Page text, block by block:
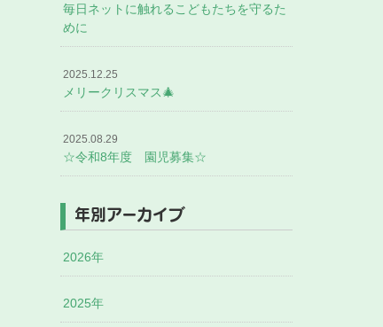
毎日ネットに触れるこどもたちを守るた
めに
2025.12.25
メリークリスマス🎄
2025.08.29
☆令和8年度 園児募集☆
年別アーカイブ
2026年
2025年